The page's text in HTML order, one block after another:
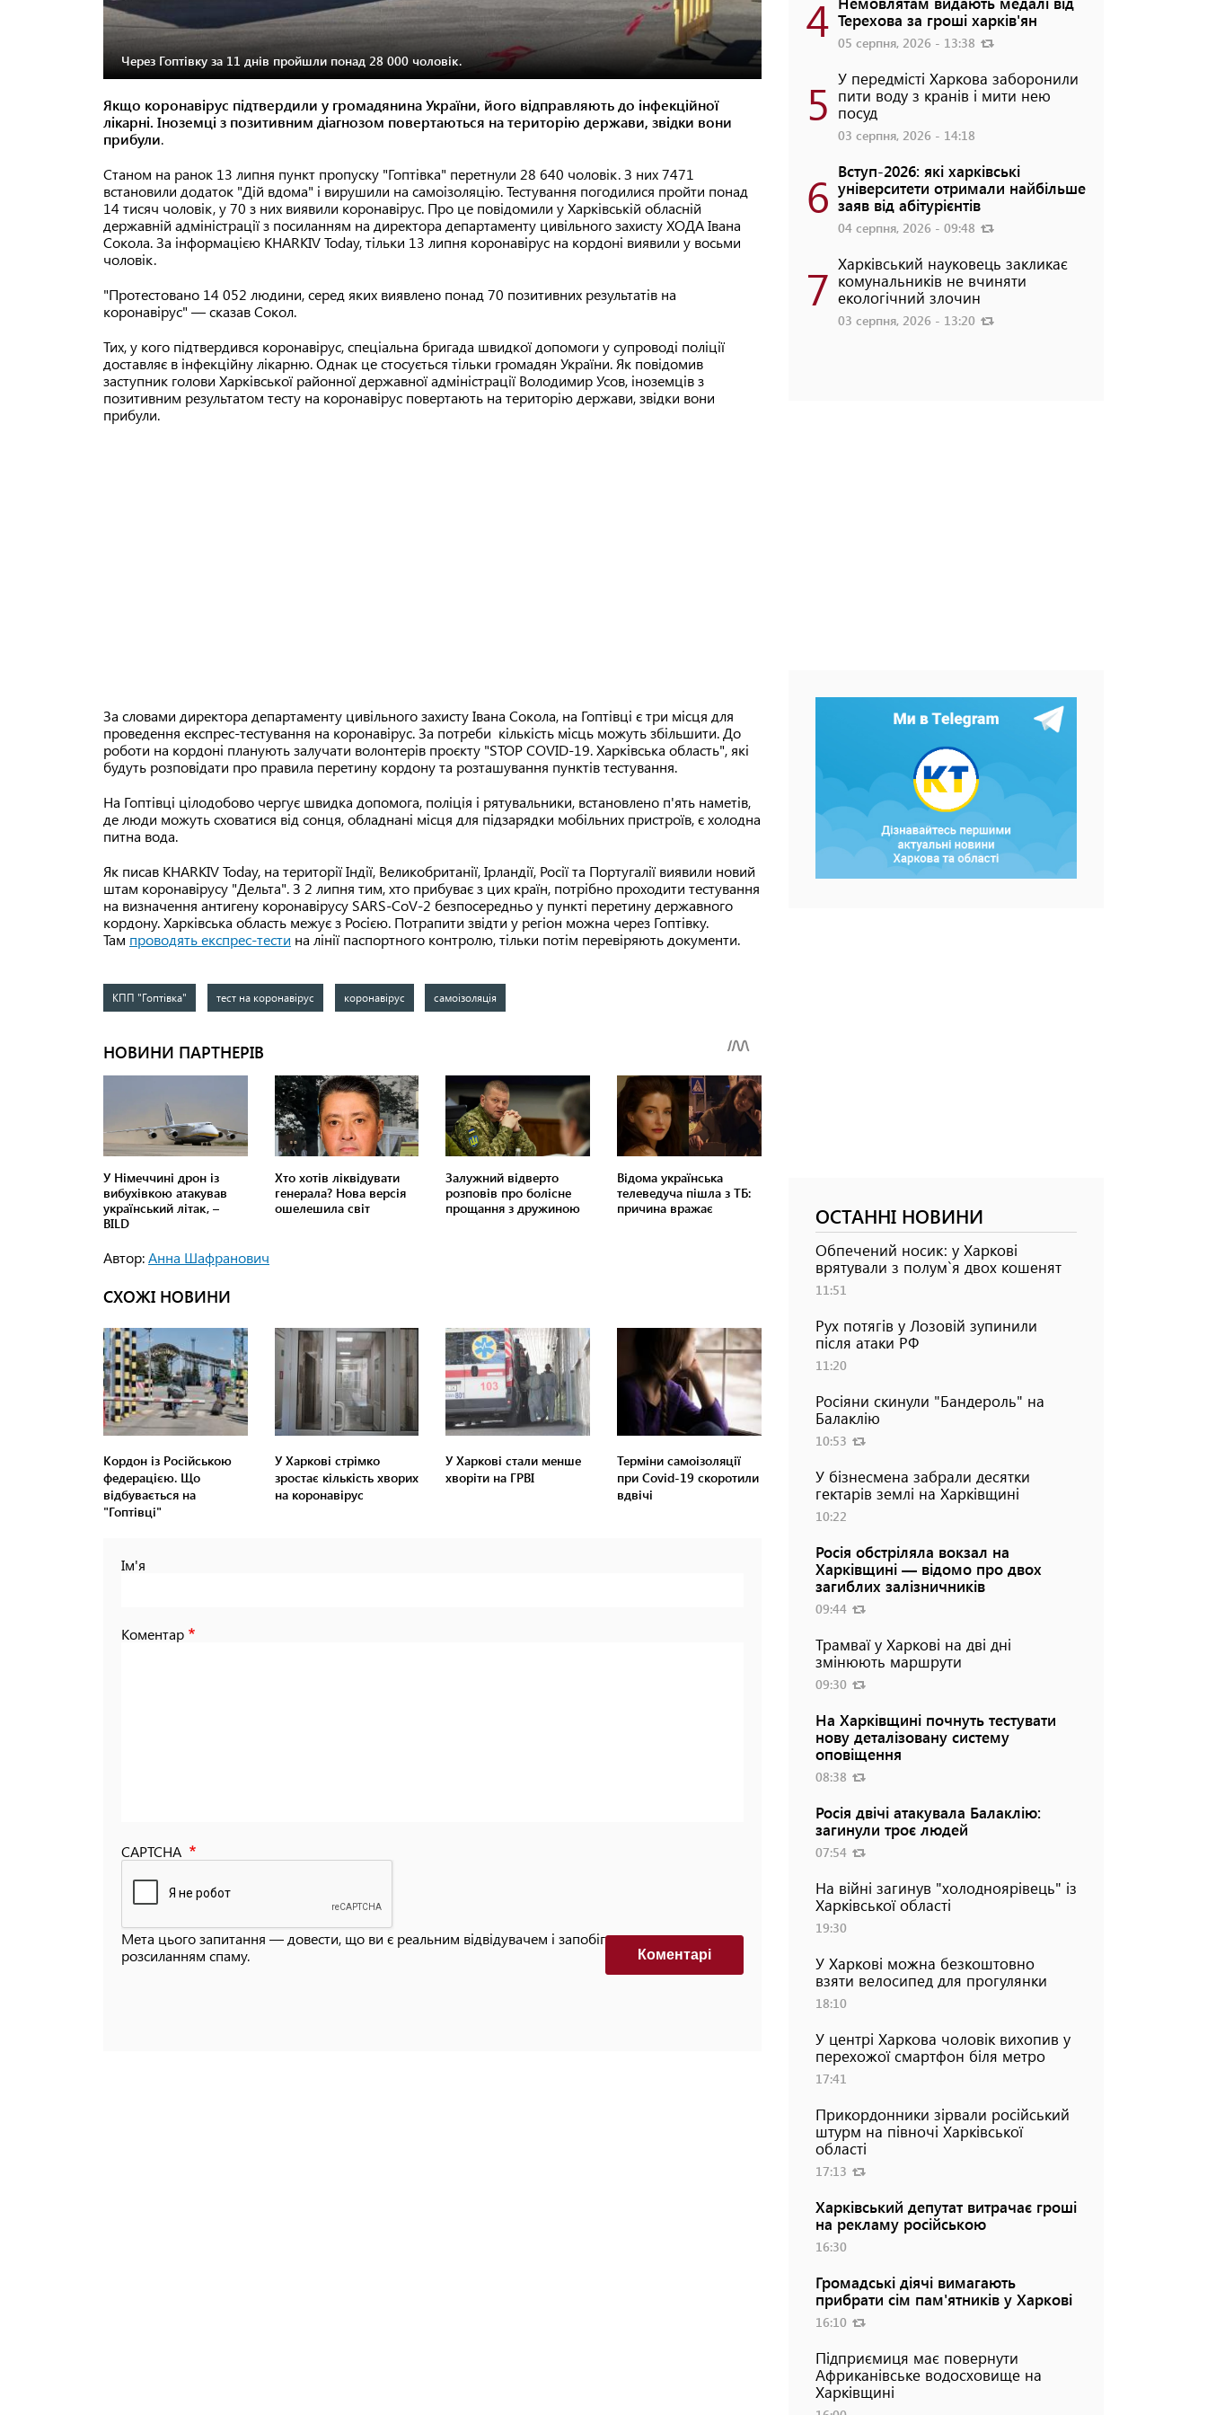
Через Гоптівку за 11 днів пройшли понад 28 000 чоловік.
Якщо коронавірус підтвердили у громадянина України, його відправляють до інфекційної
лікарні. Іноземці з позитивним діагнозом повертаються на територію держави, звідки вони
прибули.
Станом на ранок 13 липня пункт пропуску "Гоптівка" перетнули 28 640 чоловік. З них 7471
встановили додаток "Дій вдома" і вирушили на самоізоляцію. Тестування погодилися пройти понад
14 тисяч чоловік, у 70 з них виявили коронавірус. Про це повідомили у Харківській обласній
державній адміністрації з посиланням на директора департаменту цивільного захисту ХОДА Івана
Сокола. За інформацією KHARKIV Today, тільки 13 липня коронавірус на кордоні виявили у восьми
чоловік.
"Протестовано 14 052 людини, серед яких виявлено понад 70 позитивних результатів на
коронавірус" — сказав Сокол.
Тих, у кого підтвердився коронавірус, спеціальна бригада швидкої допомоги у супроводі поліції
доставляє в інфекційну лікарню. Однак це стосується тільки громадян України. Як повідомив
заступник голови Харківської районної державної адміністрації Володимир Усов, іноземців з
позитивним результатом тесту на коронавірус повертають на територію держави, звідки вони
прибули.
За словами директора департаменту цивільного захисту Івана Сокола, на Гоптівці є три місця для
проведення експрес-тестування на коронавірус. За потреби кількість місць можуть збільшити. До
роботи на кордоні планують залучати волонтерів проєкту "STOP COVID-19. Харківська область", які
будуть розповідати про правила перетину кордону та розташування пунктів тестування.
На Гоптівці цілодобово чергує швидка допомога, поліція і рятувальники, встановлено п'ять наметів,
де люди можуть сховатися від сонця, обладнані місця для підзарядки мобільних пристроїв, є холодна
питна вода.
Як писав KHARKIV Today, на території Індії, Великобританії, Ірландії, Росії та Португалії виявили новий
штам коронавірусу "Дельта". З 2 липня тим, хто прибуває з цих країн, потрібно проходити тестування
на визначення антигену коронавірусу SARS-CoV-2 безпосередньо у пункті перетину державного
кордону. Харківська область межує з Росією. Потрапити звідти у регіон можна через Гоптівку.
Там проводять експрес-тести на лінії паспортного контролю, тільки потім перевіряють документи.
КПП "Гоптівка" тест на коронавірус коронавірус самоізоляція
Автор:Анна Шафранович
СХОЖІ НОВИНИ
Кордон із Російською
федерацією. Що
відбувається на
"Гоптівці"
У Харкові стрімко
зростає кількість хворих
на коронавірус
У Харкові стали менше
хворіти на ГРВІ
Терміни самоізоляції
при Covid-19 скоротили
вдвічі
Ім'я
Коментар
CAPTCHA
Мета цього запитання — довести, що ви є реальним відвідувачем і запобігти автоматизованим
розсиланням спаму.
Коментарi
4 Терехова за гроші харків'ян
05 серпня, 2026 - 13:38
5 У передмісті Харкова заборонили
пити воду з кранів і мити нею
посуд
03 серпня, 2026 - 14:18
6 Вступ-2026: які харківські
університети отримали найбільше
заяв від абітурієнтів
04 серпня, 2026 - 09:48
7 Харківський науковець закликає
комунальників не вчиняти
екологічний злочин
03 серпня, 2026 - 13:20
ОСТАННІ НОВИНИ
Обпечений носик: у Харкові
врятували з полум`я двох кошенят
11:51
Рух потягів у Лозовій зупинили
після атаки РФ
11:20
Росіяни скинули "Бандероль" на
Балаклію
10:53
У бізнесмена забрали десятки
гектарів землі на Харківщині
10:22
Росія обстріляла вокзал на
Харківщині — відомо про двох
загиблих залізничників
09:44
Трамваї у Харкові на дві дні
змінюють маршрути
09:30
На Харківщині почнуть тестувати
нову деталізовану систему
оповіщення
08:38
Росія двічі атакувала Балаклію:
загинули троє людей
07:54
На війні загинув "холодноярівець" із
Харківської області
19:30
У Харкові можна безкоштовно
взяти велосипед для прогулянки
18:10
У центрі Харкова чоловік вихопив у
перехожої смартфон біля метро
17:41
Прикордонники зірвали російський
штурм на півночі Харківської
області
17:13
Харківський депутат витрачає гроші
на рекламу російською
16:30
Громадські діячі вимагають
прибрати сім пам'ятників у Харкові
16:10
Підприємиця має повернути
Африканівське водосховище на
Харківщині